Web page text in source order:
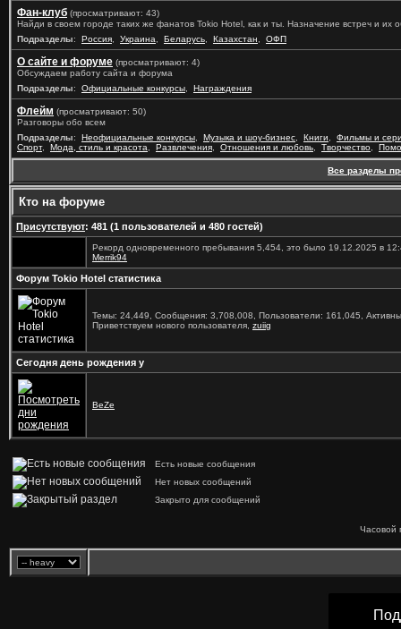
Фан-клуб (просматривают: 43)
Найди в своем городе таких же фанатов Tokio Hotel, как и ты. Назначение встреч и их
Подразделы: Россия Украина Беларусь Казахстан ОФП
О сайте и форуме (просматривают: 4)
Обсуждаем работу сайта и форума
Подразделы: Официальные конкурсы Награждения
Флейм (просматривают: 50)
Разговоры обо всем
Подразделы: Неофициальные конкурсы Музыка и шоу-бизнес Книги
Фильмы и
Спорт, Мода, стиль и красота Развлечения Отношения и любовь Творчество
Все разделы
Кто на форуме
Присутствуют: 481 (1 пользователей и 480 гостей)
Рекорд одновременного пребывания 5,454, это было 19.12.2025 в
Merrik94
Форум Tokio Hotel статистика
Темы: 24,449, Сообщения: 3,708,008, Пользователи: 161,045,
Приветствуем нового пользователя, zuiig
Сегодня день рождения у
BeZe
Есть новые сообщения
Нет новых сообщений
Закрыто для сообщений
Часовой